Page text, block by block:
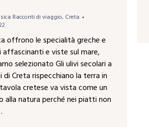
Racconti di viaggio, Creta
offrono le specialità greche e
affascinanti e viste sul mare,
selezionato Gli ulivi secolari a
Creta rispecchiano la terra in
cretese va vista come un
alla natura perché nei piatti non